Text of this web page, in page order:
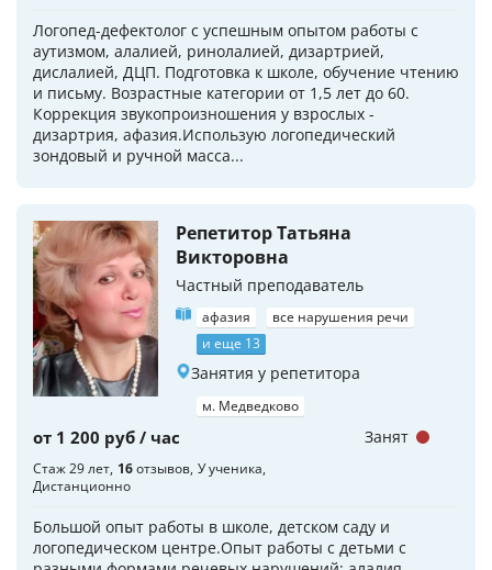
Логопед-дефектолог с успешным опытом работы с
аутизмом, алалией, ринолалией, дизартрией,
дислалией, ДЦП. Подготовка к школе, обучение чтению
и письму. Возрастные категории от 1,5 лет до 60.
Коррекция звукопроизношения у взрослых -
дизартрия, афазия.Использую логопедический
зондовый и ручной масса...
Репетитор Татьяна
Викторовна
Частный преподаватель
афазия
все нарушения речи
и еще 13
Занятия у репетитора
м. Медведково
от 1 200 руб / час
Стаж 29 лет 16отзывов У ученика
Дистанционно
Большой опыт работы в школе, детском саду и
логопедическом центре.Опыт работы с детьми с
Занят